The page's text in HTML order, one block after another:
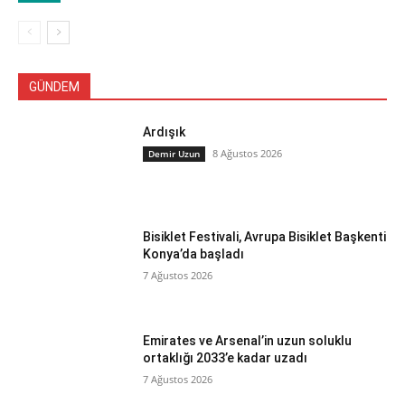
GÜNDEM
Ardışık
Demir Uzun 8 Ağustos 2026
Bisiklet Festivali, Avrupa Bisiklet Başkenti
Konya’da başladı
7 Ağustos 2026
Emirates ve Arsenal’in uzun soluklu
ortaklığı 2033’e kadar uzadı
7 Ağustos 2026